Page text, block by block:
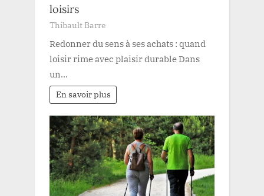
loisirs
Thibault Barre
Redonner du sens à ses achats : quand
loisir rime avec plaisir durable Dans
un…
En savoir plus